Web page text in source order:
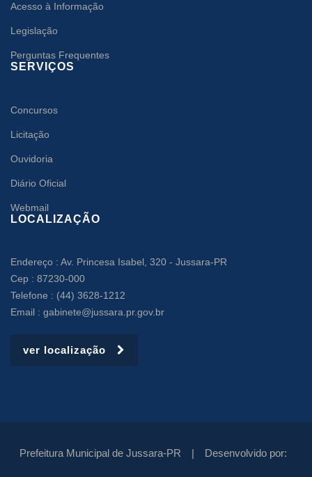
Acesso à Informação
Legislação
Perguntas Frequentes
SERVIÇOS
Concursos
Licitação
Ouvidoria
Diário Oficial
Webmail
LOCALIZAÇÃO
Endereço : Av. Princesa Isabel, 320 - Jussara-PR
Cep : 87230-000
Telefone : (44) 3628-1212
Email : gabinete@jussara.pr.gov.br
ver localização
Prefeitura Municipal de Jussara-PR | Desenvolvido por: